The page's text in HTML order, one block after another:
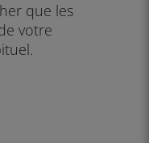
que les
votre